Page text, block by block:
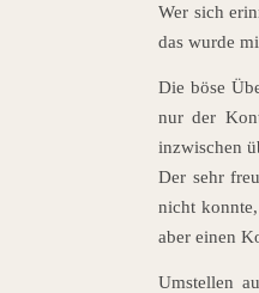
Wer sich
das wurde
Die böse
nur der
inzwischen
Der sehr
nicht
aber einen
Umstellen